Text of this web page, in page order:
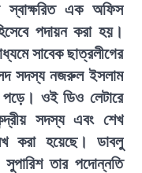
স্বাক্ষরিত এক অফিস
পদায়ন করা হয়।
সাবেক ছাত্রলীগের
সদস্য নজরুল ইসলাম
পড়ে। ওই ডিও লেটারে
সদস্য এবং শেখ
করা হয়েছে। ডাবলু
সুপারিশ তার পদোন্নতি